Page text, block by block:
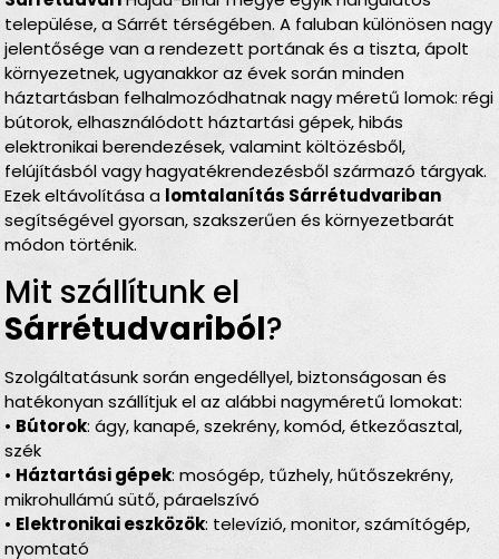
települése, a Sárrét térségében. A faluban különösen nagy
jelentősége van a rendezett portának és a tiszta, ápolt
környezetnek, ugyanakkor az évek során minden
háztartásban felhalmozódhatnak nagy méretű lomok: régi
bútorok, elhasználódott háztartási gépek, hibás
elektronikai berendezések, valamint költözésből,
felújításból vagy hagyatékrendezésből származó tárgyak.
Ezek eltávolítása a lomtalanítás Sárrétudvariban
segítségével gyorsan, szakszerűen és környezetbarát
módon történik.
Mit szállítunk el
Sárrétudvariból?
Szolgáltatásunk során engedéllyel, biztonságosan és
hatékonyan szállítjuk el az alábbi nagyméretű lomokat:
• Bútorok: ágy, kanapé, szekrény, komód, étkezőasztal,
szék
• Háztartási gépek: mosógép, tűzhely, hűtőszekrény,
mikrohullámú sütő, páraelszívó
• Elektronikai eszközök: televízió, monitor, számítógép,
nyomtató